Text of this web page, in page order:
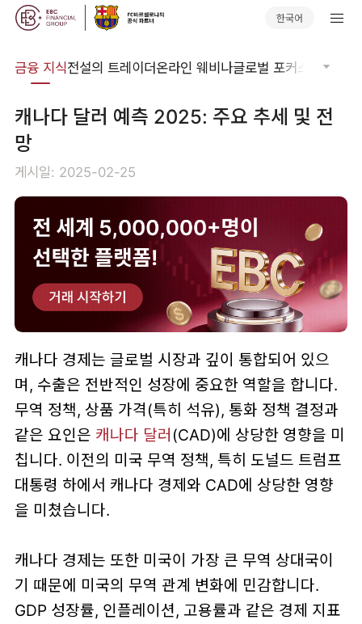
한국어
금융 지식전설의 트레이더온라인 웨비나글로벌 포커스 기술적
캐나다 달러 예측 2025: 주요 추세 및 전
망
게시일: 2025-02-25
캐나다 경제는 글로벌 시장과 깊이 통합되어 있으
며, 수출은 전반적인 성장에 중요한 역할을 합니다.
무역 정책, 상품 가격(특히 석유), 통화 정책 결정과
같은 요인은 캐나다 달러 (CAD)에 상당한 영향을 미
칩니다. 이전의 미국 무역 정책, 특히 도널드 트럼프
대통령 하에서 캐나다 경제와 CAD에 상당한 영향
을 미쳤습니다.
캐나다 경제는 또한 미국이 가장 큰 무역 상대국이
기 때문에 미국의 무역 관계 변화에 민감합니다.
GDP 성장률, 인플레이션, 고용률과 같은 경제 지표